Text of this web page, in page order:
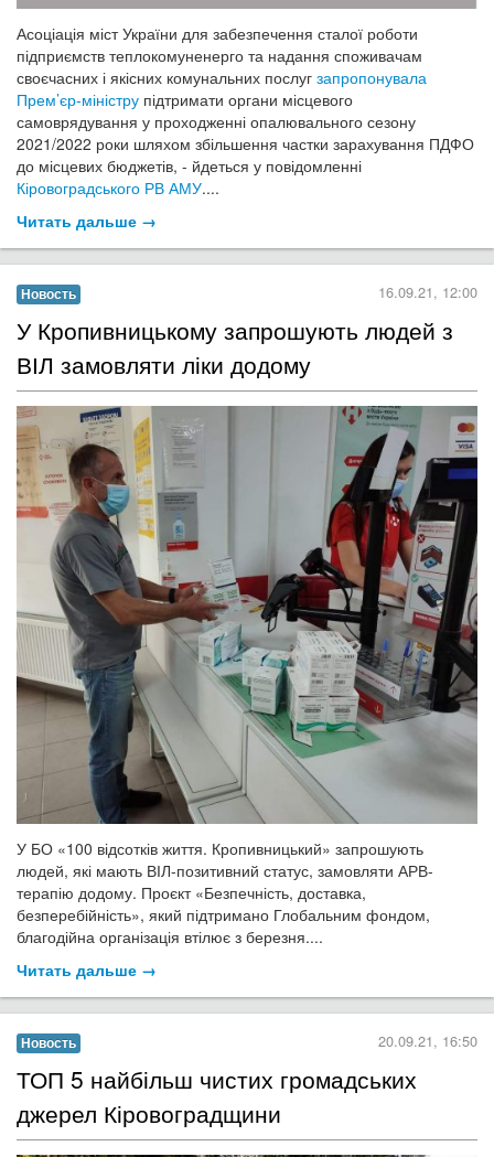
Асоціація міст України для забезпечення сталої роботи
підприємств теплокомуненерго та надання споживачам
своєчасних і якісних комунальних послугзапропонувала
Прем’єр-мініструпідтримати органи місцевого
самоврядування у проходженні опалювального сезону
2021/2022 роки шляхом збільшення частки зарахування ПДФО
до місцевих бюджетів, - йдеться у повідомленні
Кіровоградського РВ АМУ....
Читать дальше →
​У Кропивницькому запрошують людей з
ВІЛ замовляти ліки додому
У БО «100 відсотків життя. Кропивницький» запрошують
людей, які мають ВІЛ-позитивний статус, замовляти АРВ-
терапію додому. Проєкт «Безпечність, доставка,
безперебійність», який підтримано Глобальним фондом,
благодійна організація втілює з березня....
Читать дальше →
​ТОП 5 найбільш чистих громадських
джерел Кіровоградщини